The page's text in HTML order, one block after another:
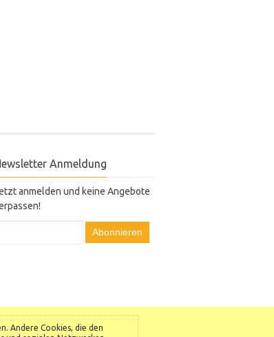
Anmeldung
anmelden und keine Angebote
Abonnieren
Andere Cookies, die den